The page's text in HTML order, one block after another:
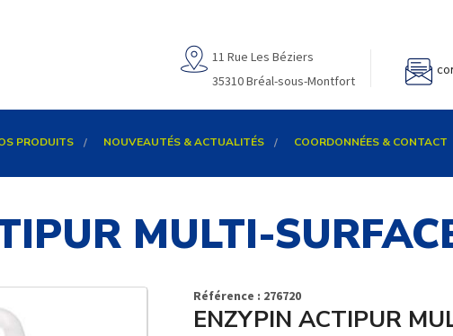
11 Rue Les Béziers
35310 Bréal-sous-Montfort
PRODUITS NOUVEAUTÉS & ACTUALITÉS COORDONNÉES & CONTACT
MULTI-
Référence : 276720
ENZYPIN ACTIPUR